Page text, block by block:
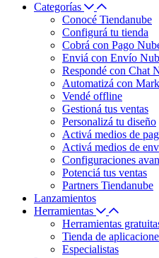
Categorías
Conocé Tiendanube
Configurá tu tienda
Cobrá con Pago
Enviá con Envío
Respondé con Chat
Automatizá con
Vendé offline
Gestioná tus ventas
Personalizá tu diseño
Activá medios de
Activá medios de
Configuraciones
Potenciá tus ventas
Partners Tiendanube
Lanzamientos
Herramientas
Herramientas
Tienda de
Especialistas